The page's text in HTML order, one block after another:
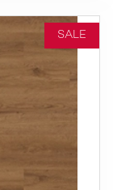
SALE